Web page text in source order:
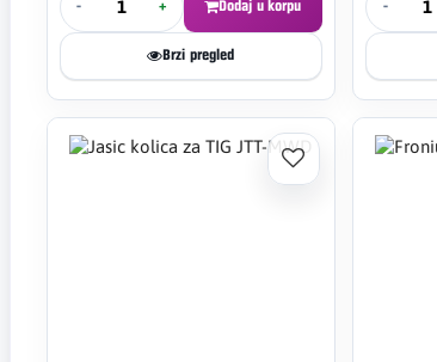
- + Dodaj u korpu
Brzi pregled
-